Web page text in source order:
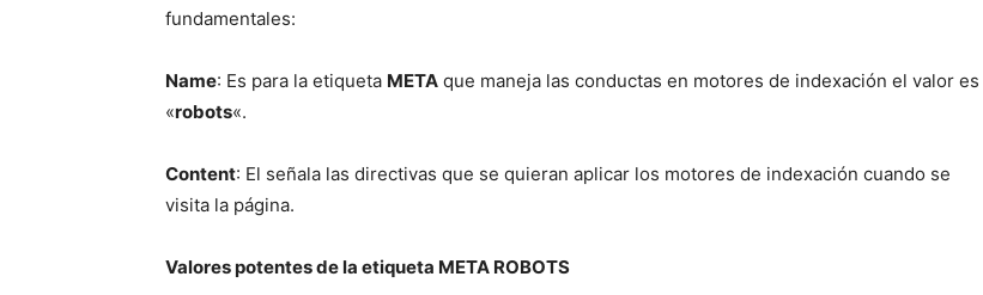
fundamentales:
Name: Es para la etiqueta META que maneja las conductas en motores de indexación el valor es
«robots«.
Content: El señala las directivas que se quieran aplicar los motores de indexación cuando se
visita la página.
Valores potentes de la etiqueta META ROBOTS